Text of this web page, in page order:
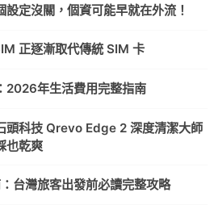
定沒關，個資可能早就在外流！
正逐漸取代傳統 SIM 卡
2026年生活費用完整指南
頭科技 Qrevo Edge 2 深度清潔大師
也乾爽
台灣旅客出發前必讀完整攻略